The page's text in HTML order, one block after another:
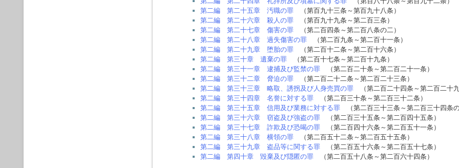
第二編 第二十五章 汚職の罪（第百九十三条～第百九十八条）
第二編 第二十六章 殺人の罪（第百九十九条～第二百三条）
第二編 第二十七章 傷害の罪（第二百四条～第二百八条の二）
第二編 第二十八章 過失傷害の罪（第二百九条～第二百十一条）
第二編 第二十九章 堕胎の罪（第二百十二条～第二百十六条）
第二編 第三十章 遺棄の罪（第二百十七条～第二百十九条）
第二編 第三十一章 逮捕及び監禁の罪（第二百二十条～第二百二十一条）
第二編 第三十二章 脅迫の罪（第二百二十二条～第二百二十三条）
第二編 第三十三章 略取、誘拐及び人身売買の罪（第二百二十四条～第二百二十九
第二編 第三十四章 名誉に対する罪（第二百三十条～第二百三十二条）
第二編 第三十五章 信用及び業務に対する罪（第二百三十三条～第二百三十四条の
第二編 第三十六章 窃盗及び強盗の罪（第二百三十五条～第二百四十五条）
第二編 第三十七章 詐欺及び恐喝の罪（第二百四十六条～第二百五十一条）
第二編 第三十八章 横領の罪（第二百五十二条～第二百五十五条）
第二編 第三十九章 盗品等に関する罪（第二百五十六条～第二百五十七条）
第二編 第四十章 毀棄及び隠匿の罪（第二百五十八条～第二百六十四条）